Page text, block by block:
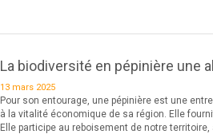
La biodiversité en pépinière une
13 mars 2025
Pour son entourage, une pépinière est une
à la vitalité économique de sa région. Elle
Elle participe au reboisement de notre